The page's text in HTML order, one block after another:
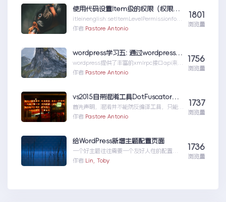
使用代码设置Item级的权限（权限总结1）
itleinenglish:setItemLevelPermissionforS
har...使用代码设置Item级的权限（权限总结
作者:Pastore Antonio
1801
浏览量
wordpress学习五: 通过wordpress_xmlrpc的python包远程操作wordpress
wordpress提供了丰富的xmlrpc接口api来供
我们远程操控wp的内容。伟大的开源社区有
wordpress
作者:Pastore Antonio
1756
浏览量
vs2015自带混淆工具DotFuscator使用方法（超简单）
首先声明，混淆并不能防反编译工具，只能增
加反编译出来的代码阅读难度（把方法和变量
作者:Pastore Antonio
1737
浏览量
给WordPress新增主题配置页面
一个好主题往往需要一个友好人性的配置页
面，那怎么做呢？请听我细细道来。
作者:Lin, Toby
1736
浏览量